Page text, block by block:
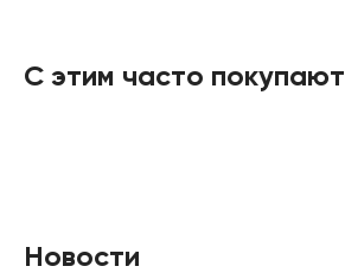
С этим часто покупают
Новости